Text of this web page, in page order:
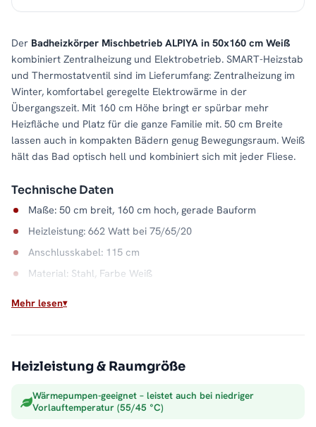
Der Badheizkörper Mischbetrieb ALPIYA in 50x160 cm Weiß
kombiniert Zentralheizung und Elektrobetrieb. SMART-Heizstab
und Thermostatventil sind im Lieferumfang: Zentralheizung im
Winter, komfortabel geregelte Elektrowärme in der
Übergangszeit. Mit 160 cm Höhe bringt er spürbar mehr
Heizfläche und Platz für die ganze Familie mit. 50 cm Breite
lassen auch in kompakten Bädern genug Bewegungsraum. Weiß
hält das Bad optisch hell und kombiniert sich mit jeder Fliese.
Technische Daten
Maße: 50 cm breit, 160 cm hoch, gerade Bauform
Heizleistung: 662 Watt bei 75/65/20
Anschlusskabel: 115 cm
Material: Stahl, Farbe Weiß
Ganzjährig warme Handtücher
Der Mischbetrieb verbindet Zentralheizung und Elektrobetrieb:
Heizsaison über das Heizsystem, danach übernimmt der
Mehr lesen
Heizleistung & Raumgröße
Wärmepumpen-geeignet – leistet auch bei niedriger
Vorlauftemperatur (55/45 °C)